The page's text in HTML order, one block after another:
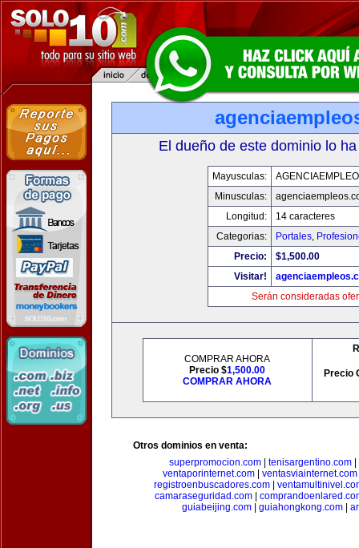
El dueño de este dominio lo
Mayusculas:
Minusculas:
Longitud:
14 caracteres
Categorias:
Portales,
Precio:
$1,500.00
Visitar!
Serán consideradas
COMPRAR AHORA
Precio $1,500.00
COMPRAR AHORA
Precio
Otros dominios en venta:
superpromocion.com
tenisargentino.com
ventaporinternet.com
ventasviainternet.com
registroenbuscadores.com
camaraseguridad.com
guiabeijing.com
guiahongkong.com